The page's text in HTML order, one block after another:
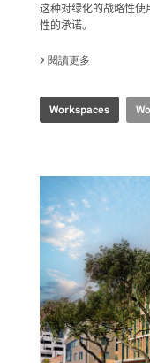
这种对绿化的战略性使
性的承诺。
閱讀更多
Workspaces